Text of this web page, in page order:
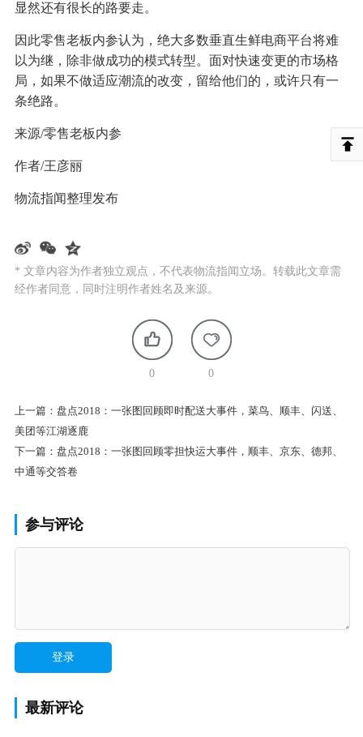
显然还有很长的路要走。
因此零售老板内参认为，绝大多数垂直生鲜电商平台将难
以为继，除非做成功的模式转型。面对快速变更的市场格
局，如果不做适应潮流的改变，留给他们的，或许只有一
条绝路。
来源/零售老板内参
作者/王彦丽
物流指闻整理发布
* 文章内容为作者独立观点，不代表物流指闻立场。转载此文章需
经作者同意，同时注明作者姓名及来源。
0 0
上一篇： 盘点2018：一张图回顾即时配送大事件，菜鸟、顺丰、闪送、
美团等江湖逐鹿
下一篇： 盘点2018：一张图回顾零担快运大事件，顺丰、京东、德邦、
中通等交答卷
参与评论
最新评论